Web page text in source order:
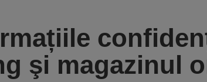
şi magazinul